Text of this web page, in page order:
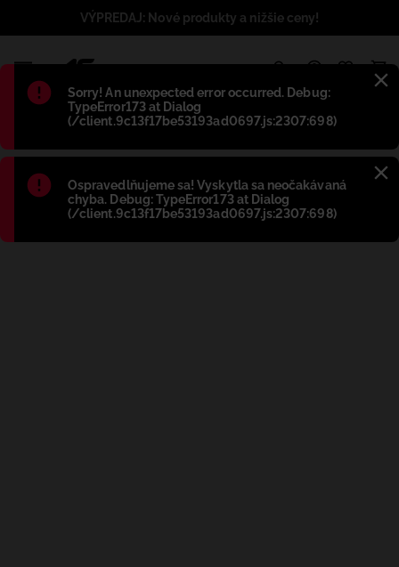
Błąd:
Sorry! An unexpected error occurred. Debug:
TypeError173 at Dialog
(/client.9c13f17be53193ad0697.js:2307:698)
Błąd:
Ospravedlňujeme sa! Vyskytla sa neočakávaná
chyba. Debug: TypeError173 at Dialog
(/client.9c13f17be53193ad0697.js:2307:698)
VÝPREDAJ: Nové produkty a nižšie ceny!